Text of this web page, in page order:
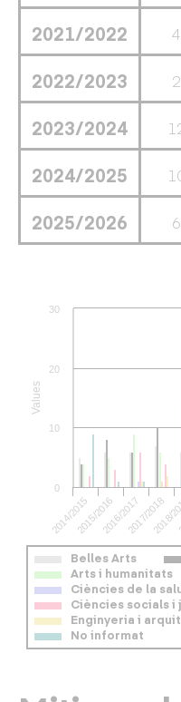
2021/2022 4
2022/2023 2
2023/2024
2024/2025
2025/2026 6
Values
Belles Arts
Arts i humanitats
Ciències de la
Ciències socials i
Enginyeria i
No informat
2014/20152015/20162016/20172017/2018
2018/
0
10
20
30